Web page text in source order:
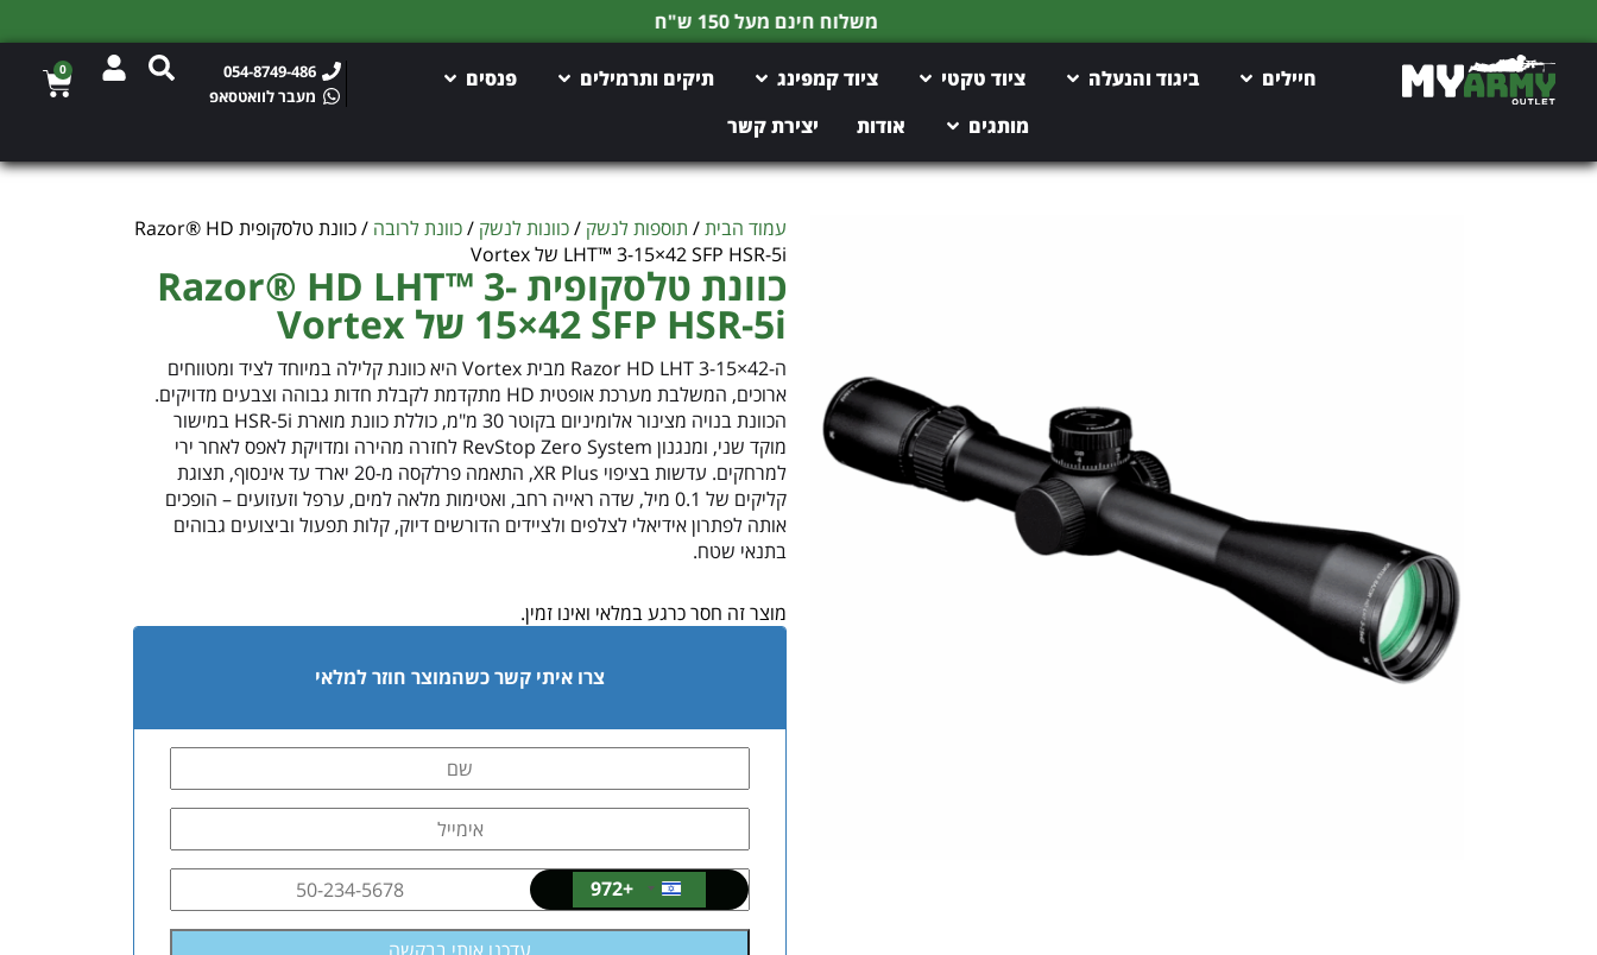
משלוח חינם מעל 150 ש"ח
חיילים ביגוד והנעלה ציוד טקטי ציוד קמפינג תיקים ותרמילים
פנסים
מותגים
אודות יצירת קשר
054-8749-486
מעבר לוואטסאפ
0
עמוד הבית/ תוספות לנשק /כוונות לנשק /כוונת לרובה
/ כוונת טלסקופית Razor® HD
LHT™ 3-15×42 SFP HSR-5i של Vortex
כוונת טלסקופית Razor® HD LHT™ 3-
15×42 SFP HSR-5i של Vortex
ה-Razor HD LHT 3-15×42 מבית Vortex היא כוונת קלילה במיוחד לציד ומטווחים
ארוכים, המשלבת מערכת אופטית HD מתקדמת לקבלת חדות גבוהה וצבעים מדויקים.
הכוונת בנויה מצינור אלומיניום בקוטר 30 מ"מ, כוללת כוונת מוארת HSR-5i במישור
מוקד שני, ומנגנון RevStop Zero System לחזרה מהירה ומדויקת לאפס לאחר ירי
למרחקים. עדשות בציפוי XR Plus, התאמה פרלקסה מ-20 יארד עד אינסוף, תצוגת
קליקים של 0.1 מיל, שדה ראייה רחב, ואטימות מלאה למים, ערפל וזעזועים – הופכים
אותה לפתרון אידיאלי לצלפים ולציידים הדורשים דיוק, קלות תפעול וביצועים גבוהים
בתנאי שטח.
מוצר זה חסר כרגע במלאי ואינו זמין.
צרו איתי קשר כשהמוצר חוזר למלאי
Israel
+972